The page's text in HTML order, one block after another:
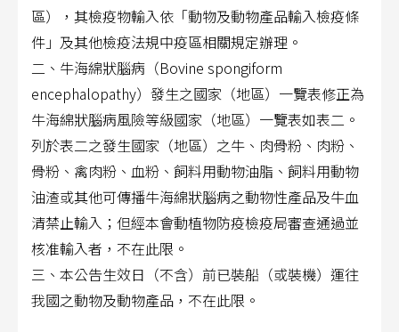
區）， 其檢疫物輸入依「動物及動物產品輸入檢疫條
件」及其他檢疫法規中疫區相關規定辦理。
二、牛海綿狀腦病（Bovine spongiform
encephalopathy）發生之國家（地區）一覽表修正為
牛海綿狀腦病風險等級國家（地區）一覽表如表二。
列於表二之發生國家（地區）之牛、肉骨粉、肉粉、
骨粉、禽肉粉、血粉、飼料用動物油脂、飼料用動物
油渣或其他可傳播牛海綿狀腦病之動物性產品及牛血
清禁止輸入；但經本會動植物防疫檢疫局審查通過並
核准輸入者，不在此限。
三、本公告生效日（不含）前已裝船（或裝機）運往
我國之動物及動物產品，不在此限。